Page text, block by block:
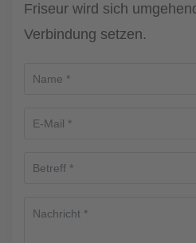
Friseur wird sich
Verbindung setzen.